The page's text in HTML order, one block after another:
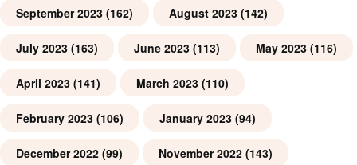
September 2023 (162) August 2023 (142)
July 2023 (163) June 2023 (113) May 2023 (116)
April 2023 (141) March 2023 (110)
February 2023 (106) January 2023 (94)
December 2022 (99) November 2022 (143)